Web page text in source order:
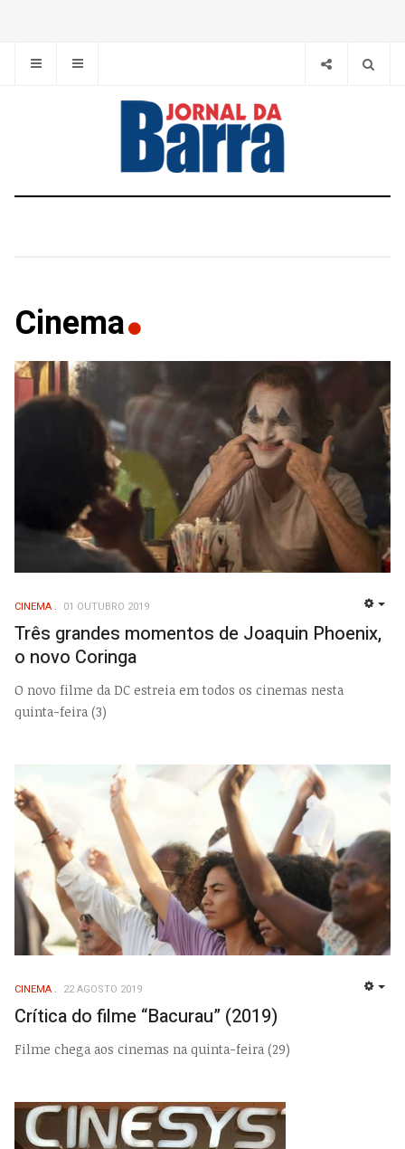
Cinema
CINEMA 01 OUTUBRO 2019
Três grandes momentos de Joaquin Phoenix,
o novo Coringa
O novo filme da DC estreia em todos os cinemas nesta
quinta-feira (3)
CINEMA 22 AGOSTO 2019
Crítica do filme “Bacurau” (2019)
Filme chega aos cinemas na quinta-feira (29)